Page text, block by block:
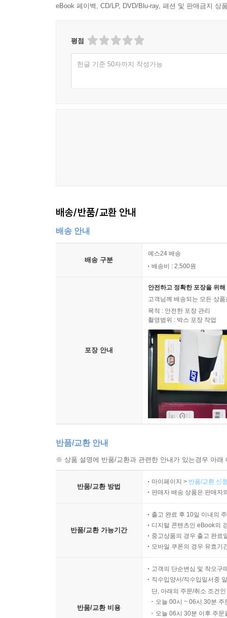
● 6권 6색! 국내 유명 영유아 일러스트 전문 작가
● 안전하고 튼튼한 보드북, 아기의 시력을 보호하
● 6권 세트 선물박스 출시 예정! 태교, 출산, 백일,
박현숙_〈하나님 아이로 키워라〉 저자
eBook 페이백, CD/LP, DVD/Blu-ray, 패션 및 판매금지 상
평점
한글 기준 50자까지 작성가능
배송/반품/교환 안내
배송 안내
배송 구분
예스24 배송
배송비 : 2,500원
포장 안내
안전하고 정확한 포장을 위
고객님께 배송되는 모든 상
목적 : 안전한 포장 관리
촬영범위 : 박스 포장 작업
반품/교환 안내
※ 상품 설명에 반품/교환과 관련한 안내가 있는경우 아
반품/교환 방법
마이페이지 > 반품/교환 신
판매자 배송 상품은 판매자
반품/교환 가능기간
출고 완료 후 10일 이내의
디지털 콘텐츠인 eBook의
중고상품의 경우 출고 완료
모바일 쿠폰의 경우 유효기
반품/교환 비용
고객의 단순변심 및 착오구
직수입양서/직수입일서중
단, 아래의 주문/취소 조건
오늘 00시 ~ 06시 30분
오늘 06시 30분 이후 주